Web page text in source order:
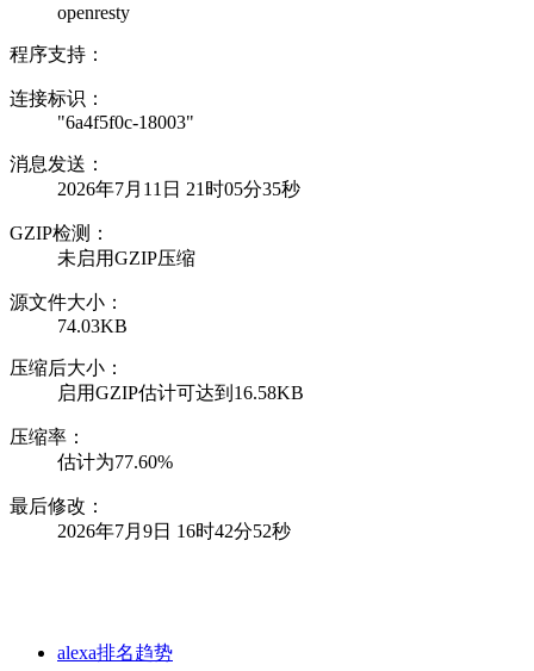
openresty
程序支持：
连接标识：
"6a4f5f0c-18003"
消息发送：
2026年7月11日 21时05分35秒
GZIP检测：
未启用GZIP压缩
源文件大小：
74.03KB
压缩后大小：
启用GZIP估计可达到16.58KB
压缩率：
估计为77.60%
最后修改：
2026年7月9日 16时42分52秒
alexa排名趋势